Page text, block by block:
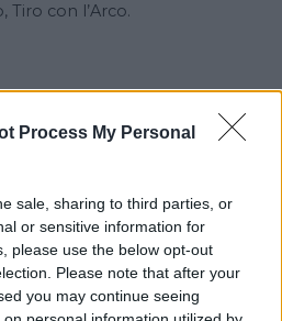
Process My Personal
sale, sharing to third parties, or
or sensitive information for
please use the below opt-out
Please note that after your
you may continue seeing
Tiro con l’Arco.
feste di compleanno sia in
grazie al GAZEBO
di feste ed eventi vari è